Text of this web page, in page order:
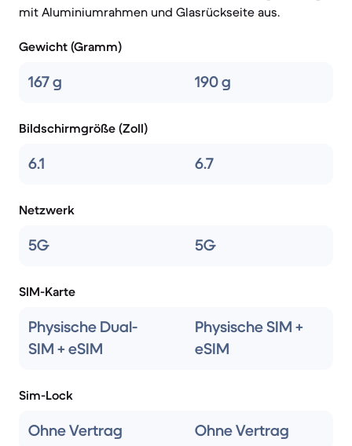
mit Aluminiumrahmen und Glasrückseite aus.
Gewicht (Gramm)
167 g 190 g
Bildschirmgröße (Zoll)
6.1 6.7
Netzwerk
5G 5G
SIM-Karte
Physische Dual-
SIM + eSIM
Physische SIM +
eSIM
Sim-Lock
Ohne Vertrag Ohne Vertrag